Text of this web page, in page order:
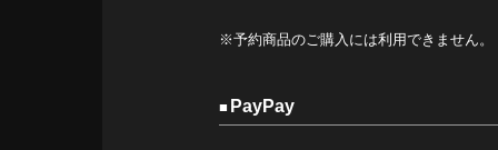
※予約商品のご購入には利用できません。
PayPay